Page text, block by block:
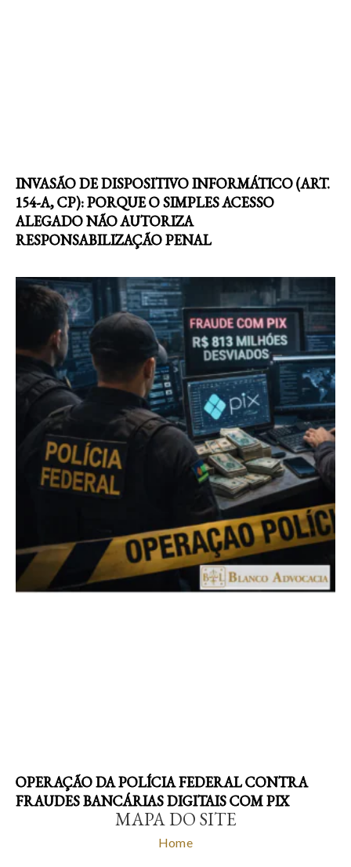
INVASÃO DE DISPOSITIVO INFORMÁTICO (ART.
154-A, CP): PORQUE O SIMPLES ACESSO
ALEGADO NÃO AUTORIZA
RESPONSABILIZAÇÃO PENAL
OPERAÇÃO DA POLÍCIA FEDERAL CONTRA
FRAUDES BANCÁRIAS DIGITAIS COM PIX
MAPA DO SITE
Home